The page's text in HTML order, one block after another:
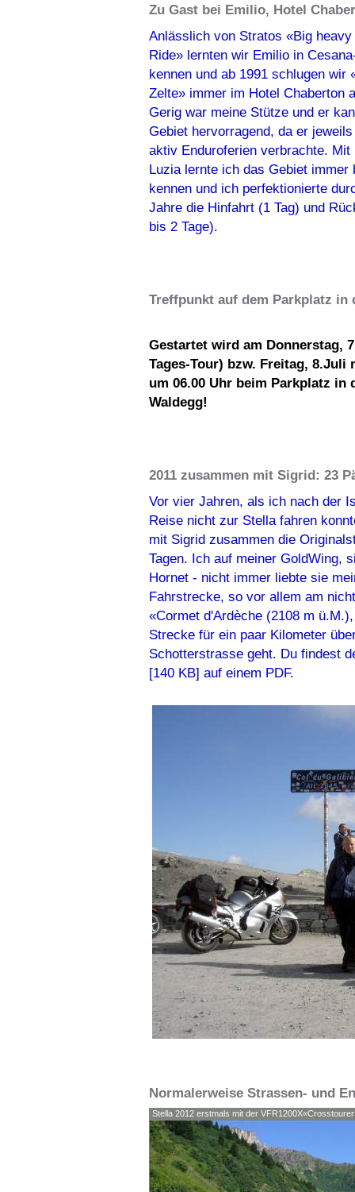
Zu Gast bei Emilio, Hotel
Anlässlich von Stratos «Big heavy
Ride» lernten wir Emilio in
kennen und ab 1991 schlugen wir
Zelte» immer im Hotel Chaberton
Gerig war meine Stütze und er
Gebiet hervorragend, da er
aktiv Enduroferien verbrachte. Mit
Luzia lernte ich das Gebiet immer
kennen und ich perfektionierte
Jahre die Hinfahrt (1 Tag) und
bis 2 Tage).
Treffpunkt auf dem Parkplatz in
Gestartet wird am Donnerstag,
Tages-Tour) bzw. Freitag, 8.Juli
um 06.00 Uhr beim Parkplatz in
Waldegg!
2011 zusammen mit Sigrid: 23
Vor vier Jahren, als ich nach der
Reise nicht zur Stella fahren
mit Sigrid zusammen die
Tagen. Ich auf meiner GoldWing,
Hornet - nicht immer liebte sie
Fahrstrecke, so vor allem am
«Cormet d'Ardèche (2108 m
Strecke für ein paar Kilometer
Schotterstrasse geht. Du findest
[140 KB] auf einem PDF.
Normalerweise Strassen- und
Stella 2012 erstmals mit der